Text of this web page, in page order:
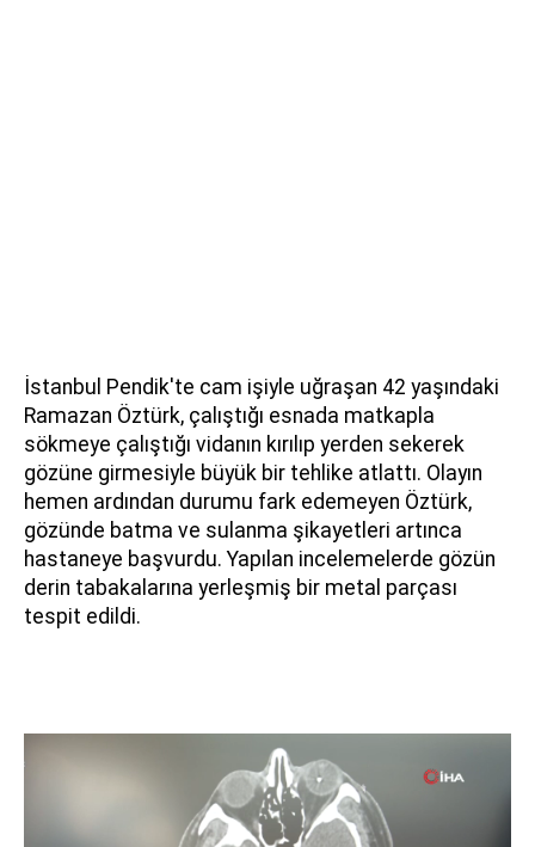
İstanbul Pendik'te cam işiyle uğraşan 42 yaşındaki
Ramazan Öztürk, çalıştığı esnada matkapla
sökmeye çalıştığı vidanın kırılıp yerden sekerek
gözüne girmesiyle büyük bir tehlike atlattı. Olayın
hemen ardından durumu fark edemeyen Öztürk,
gözünde batma ve sulanma şikayetleri artınca
hastaneye başvurdu. Yapılan incelemelerde gözün
derin tabakalarına yerleşmiş bir metal parçası
tespit edildi.